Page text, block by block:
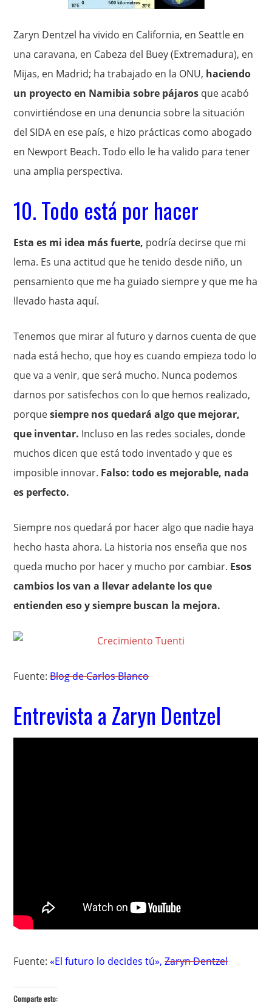
Zaryn Dentzel ha vivido en California, en Seattle en
una caravana, en Cabeza del Buey (Extremadura), en
Mijas, en Madrid; ha trabajado en la ONU, haciendo
un proyecto en Namibia sobre pájaros que acabó
convirtiéndose en una denuncia sobre la situación
del SIDA en ese país, e hizo prácticas como abogado
en Newport Beach. Todo ello le ha valido para tener
una amplia perspectiva.
10. Todo está por hacer
Esta es mi idea más fuerte, podría decirse que mi
lema. Es una actitud que he tenido desde niño, un
pensamiento que me ha guiado siempre y que me ha
llevado hasta aquí.
Tenemos que mirar al futuro y darnos cuenta de que
nada está hecho, que hoy es cuando empieza todo lo
que va a venir, que será mucho. Nunca podemos
darnos por satisfechos con lo que hemos realizado,
porquesiempre nos quedará algo que mejorar,
que inventar. Incluso en las redes sociales, donde
muchos dicen que está todo inventado y que es
imposible innovar. Falso: todo es mejorable, nada
es perfecto.
Siempre nos quedará por hacer algo que nadie haya
hecho hasta ahora. La historia nos enseña que nos
queda mucho por hacer y mucho por cambiar. Esos
cambios los van a llevar adelante los que
entienden eso y siempre buscan la mejora.
Fuente:Blog de Carlos Blanco
Entrevista a Zaryn Dentzel
Fuente: «El futuro lo decides tú»,Zaryn Dentzel
Comparte esto: